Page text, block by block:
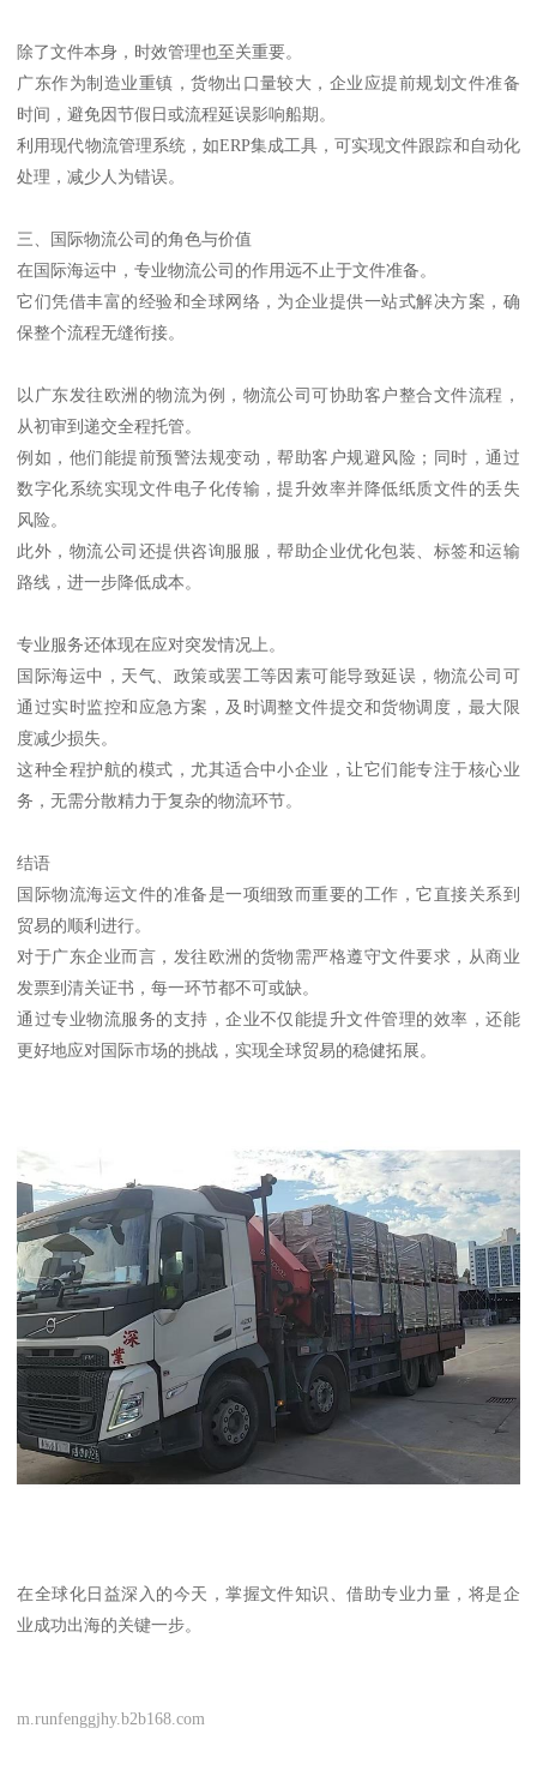
除了文件本身，时效管理也至关重要。
广东作为制造业重镇，货物出口量较大，企业应提前规划文件准备
时间，避免因节假日或流程延误影响船期。
利用现代物流管理系统，如ERP集成工具，可实现文件跟踪和自动化
处理，减少人为错误。
三、国际物流公司的角色与价值
在国际海运中，专业物流公司的作用远不止于文件准备。
它们凭借丰富的经验和全球网络，为企业提供一站式解决方案，确
保整个流程无缝衔接。
以广东发往欧洲的物流为例，物流公司可协助客户整合文件流程，
从初审到递交全程托管。
例如，他们能提前预警法规变动，帮助客户规避风险；同时，通过
数字化系统实现文件电子化传输，提升效率并降低纸质文件的丢失
风险。
此外，物流公司还提供咨询服服，帮助企业优化包装、标签和运输
路线，进一步降低成本。
专业服务还体现在应对突发情况上。
国际海运中，天气、政策或罢工等因素可能导致延误，物流公司可
通过实时监控和应急方案，及时调整文件提交和货物调度，最大限
度减少损失。
这种全程护航的模式，尤其适合中小企业，让它们能专注于核心业
务，无需分散精力于复杂的物流环节。
结语
国际物流海运文件的准备是一项细致而重要的工作，它直接关系到
贸易的顺利进行。
对于广东企业而言，发往欧洲的货物需严格遵守文件要求，从商业
发票到清关证书，每一环节都不可或缺。
通过专业物流服务的支持，企业不仅能提升文件管理的效率，还能
更好地应对国际市场的挑战，实现全球贸易的稳健拓展。
在全球化日益深入的今天，掌握文件知识、借助专业力量，将是企
业成功出海的关键一步。
m.runfenggjhy.b2b168.com